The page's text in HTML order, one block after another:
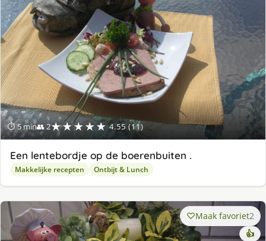
⏱ 5 min👥 2★★★★★ 4.55 (11)
Een lentebordje op de boerenbuiten .
Makkelijke recepten Ontbijt & Lunch
Maak favoriet2
👍